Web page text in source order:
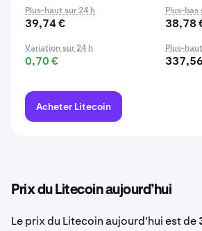
Plus-haut sur 24 h
39,74 €
Plus-bas
38,78
Variation sur 24 h
0,70 €
Plus-
Acheter Litecoin
Prix du Litecoin aujourd’hui
Le prix du Litecoin aujourd'hui est de